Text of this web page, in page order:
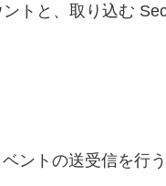
トと、取り込む
ントの送受信を行う